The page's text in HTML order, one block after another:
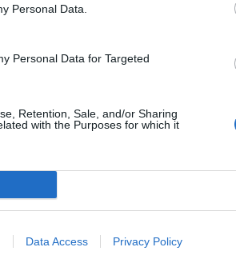
Personal Data.
Personal Data for Targeted
Retention, Sale, and/or Sharing
with the Purposes for which it
Data Access Privacy Policy